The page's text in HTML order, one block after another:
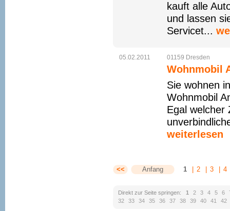
kauft alle
und lassen
Servicet...
05.02.2011 01159 Dresden
Wohnmobil
Sie wohnen
Wohnmobil
Egal welcher
weiterlesen
<< Anfang 1 2 3 4
Direkt zur Seite springen: 1 2 3 4 5 6
32
33 34 35 36 37 38 39 40 41 42